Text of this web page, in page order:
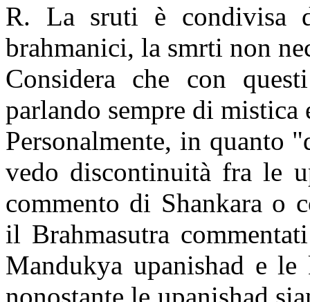
R. La sruti è condivisa
brahmanici, la smrti non
Considera che con
parlando sempre di
Personalmente, in quanto
vedo discontinuità fra le
commento di Shankara o
il Brahmasutra
Mandukya upanishad e le
nonostante le upanishad